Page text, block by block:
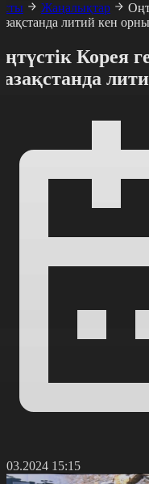
Жаңалықтар
литий кен
Корея
15:15